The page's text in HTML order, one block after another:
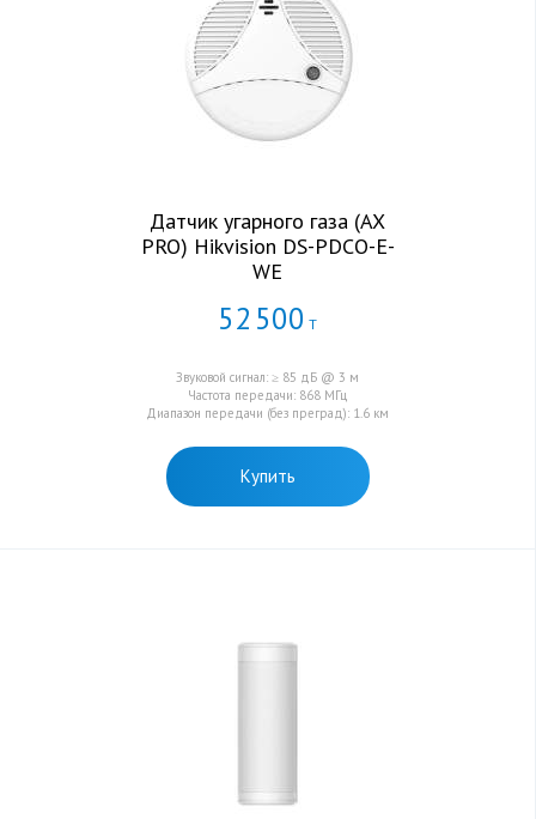
Датчик угарного газа (AX
PRO) Hikvision DS-PDCO-E-
WE
52 500 Т
Звуковой сигнал: ≥ 85 дБ @ 3 м
Частота передачи: 868 МГц
Диапазон передачи (без преград): 1.6 км
Купить